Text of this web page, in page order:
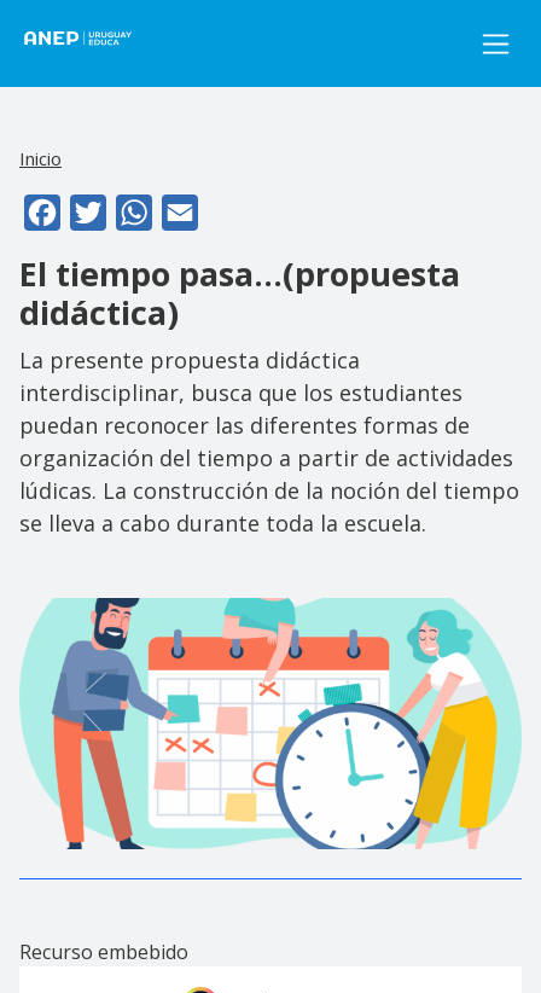
Inicio
FacebookTwitterWhatsApp
El tiempo pasa...(propuesta
didáctica)
La presente propuesta didáctica
interdisciplinar, busca que los estudiantes
puedan reconocer las diferentes formas de
organización del tiempo a partir de actividades
lúdicas. La construcción de la noción del tiempo
se lleva a cabo durante toda la escuela.
Recurso embebido